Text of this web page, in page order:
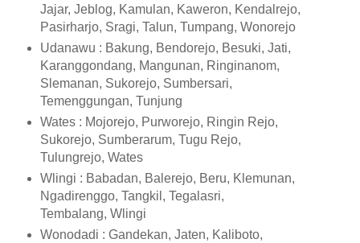
Jajar, Jeblog, Kamulan, Kaweron, Kendalrejo,
Pasirharjo, Sragi, Talun, Tumpang, Wonorejo
Udanawu : Bakung, Bendorejo, Besuki, Jati,
Karanggondang, Mangunan, Ringinanom,
Slemanan, Sukorejo, Sumbersari,
Temenggungan, Tunjung
Wates : Mojorejo, Purworejo, Ringin Rejo,
Sukorejo, Sumberarum, Tugu Rejo,
Tulungrejo, Wates
Wlingi : Babadan, Balerejo, Beru, Klemunan,
Ngadirenggo, Tangkil, Tegalasri,
Tembalang, Wlingi
Wonodadi : Gandekan, Jaten, Kaliboto,